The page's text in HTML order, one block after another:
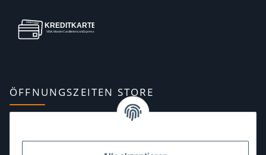
ÖFFNUNGSZEITEN STORE
10:00–13:00, 14:00–18:00 Uhr
Dienstag:10:00–13:00, 14:00–16:00 Uhr